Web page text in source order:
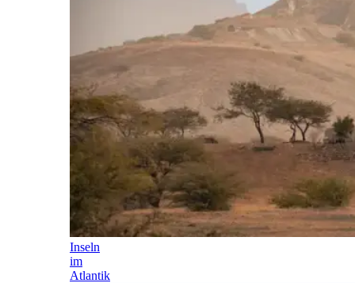
Inseln
im
Atlantik